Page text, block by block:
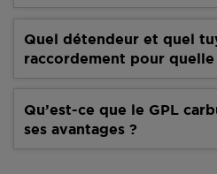
Quel détendeur et quel
raccordement pour
Qu’est-ce que le GPL
ses avantages ?